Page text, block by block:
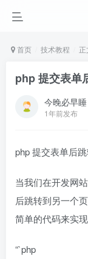
首页 技术教程 正
php 提交表单
今晚必早睡
1年前发布
php 提交表单后
当我们在开发网
后跳转到另一个
简单的代码来实现
“`php